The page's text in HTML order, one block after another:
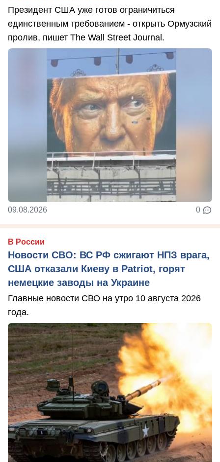
Президент США уже готов ограничиться
единственным требованием - открыть Ормузский
пролив, пишет The Wall Street Journal.
09.08.2026 0
В России
Новости СВО: ВС РФ сжигают НПЗ врага,
США отказали Киеву в Patriot, горят
немецкие заводы на Украине
Главные новости СВО на утро 10 августа 2026
года.